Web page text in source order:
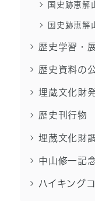
国史跡恵解
国史跡恵解
歴史学習・
歴史資料の
埋蔵文化財
歴史刊行物
埋蔵文化財
中山修一記
ハイキング